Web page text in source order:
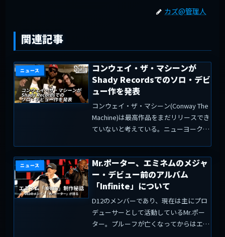
カズ@管理人
関連記事
ニュース
コンウェイ・ザ・マシーンが
Shady Recordsでのソロ・デビ
ュー作を発表
コンウェイ・ザ・マシーン(Conway The
Machine)は最高作品をまだリリースでき
ていないと考えている。ニューヨーク州
( The Alch...
ニュース
Mr.ポーター、エミネムのメジャ
ー・デビュー前のアルバム
「Infinite」について
D12のメンバーであり、現在は主にプロ
デューサーとして活動しているMr.ポー
ター。プルーフが亡くなってからはエミ